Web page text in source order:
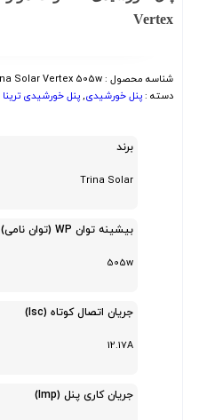
Vertex
شناسه محصول :Trina Solar Vertex 505w
دسته :پنل خورشیدی,پنل خورشیدی ترینا | Trina solar
برند
Trina Solar
بیشینه توان WP (توان نامی)
جریان اتصال کوتاه (Isc)
جریان کاری پنل (Imp)